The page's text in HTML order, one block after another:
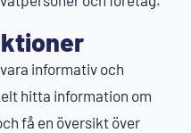
informativ och
hitta information om
få en översikt över